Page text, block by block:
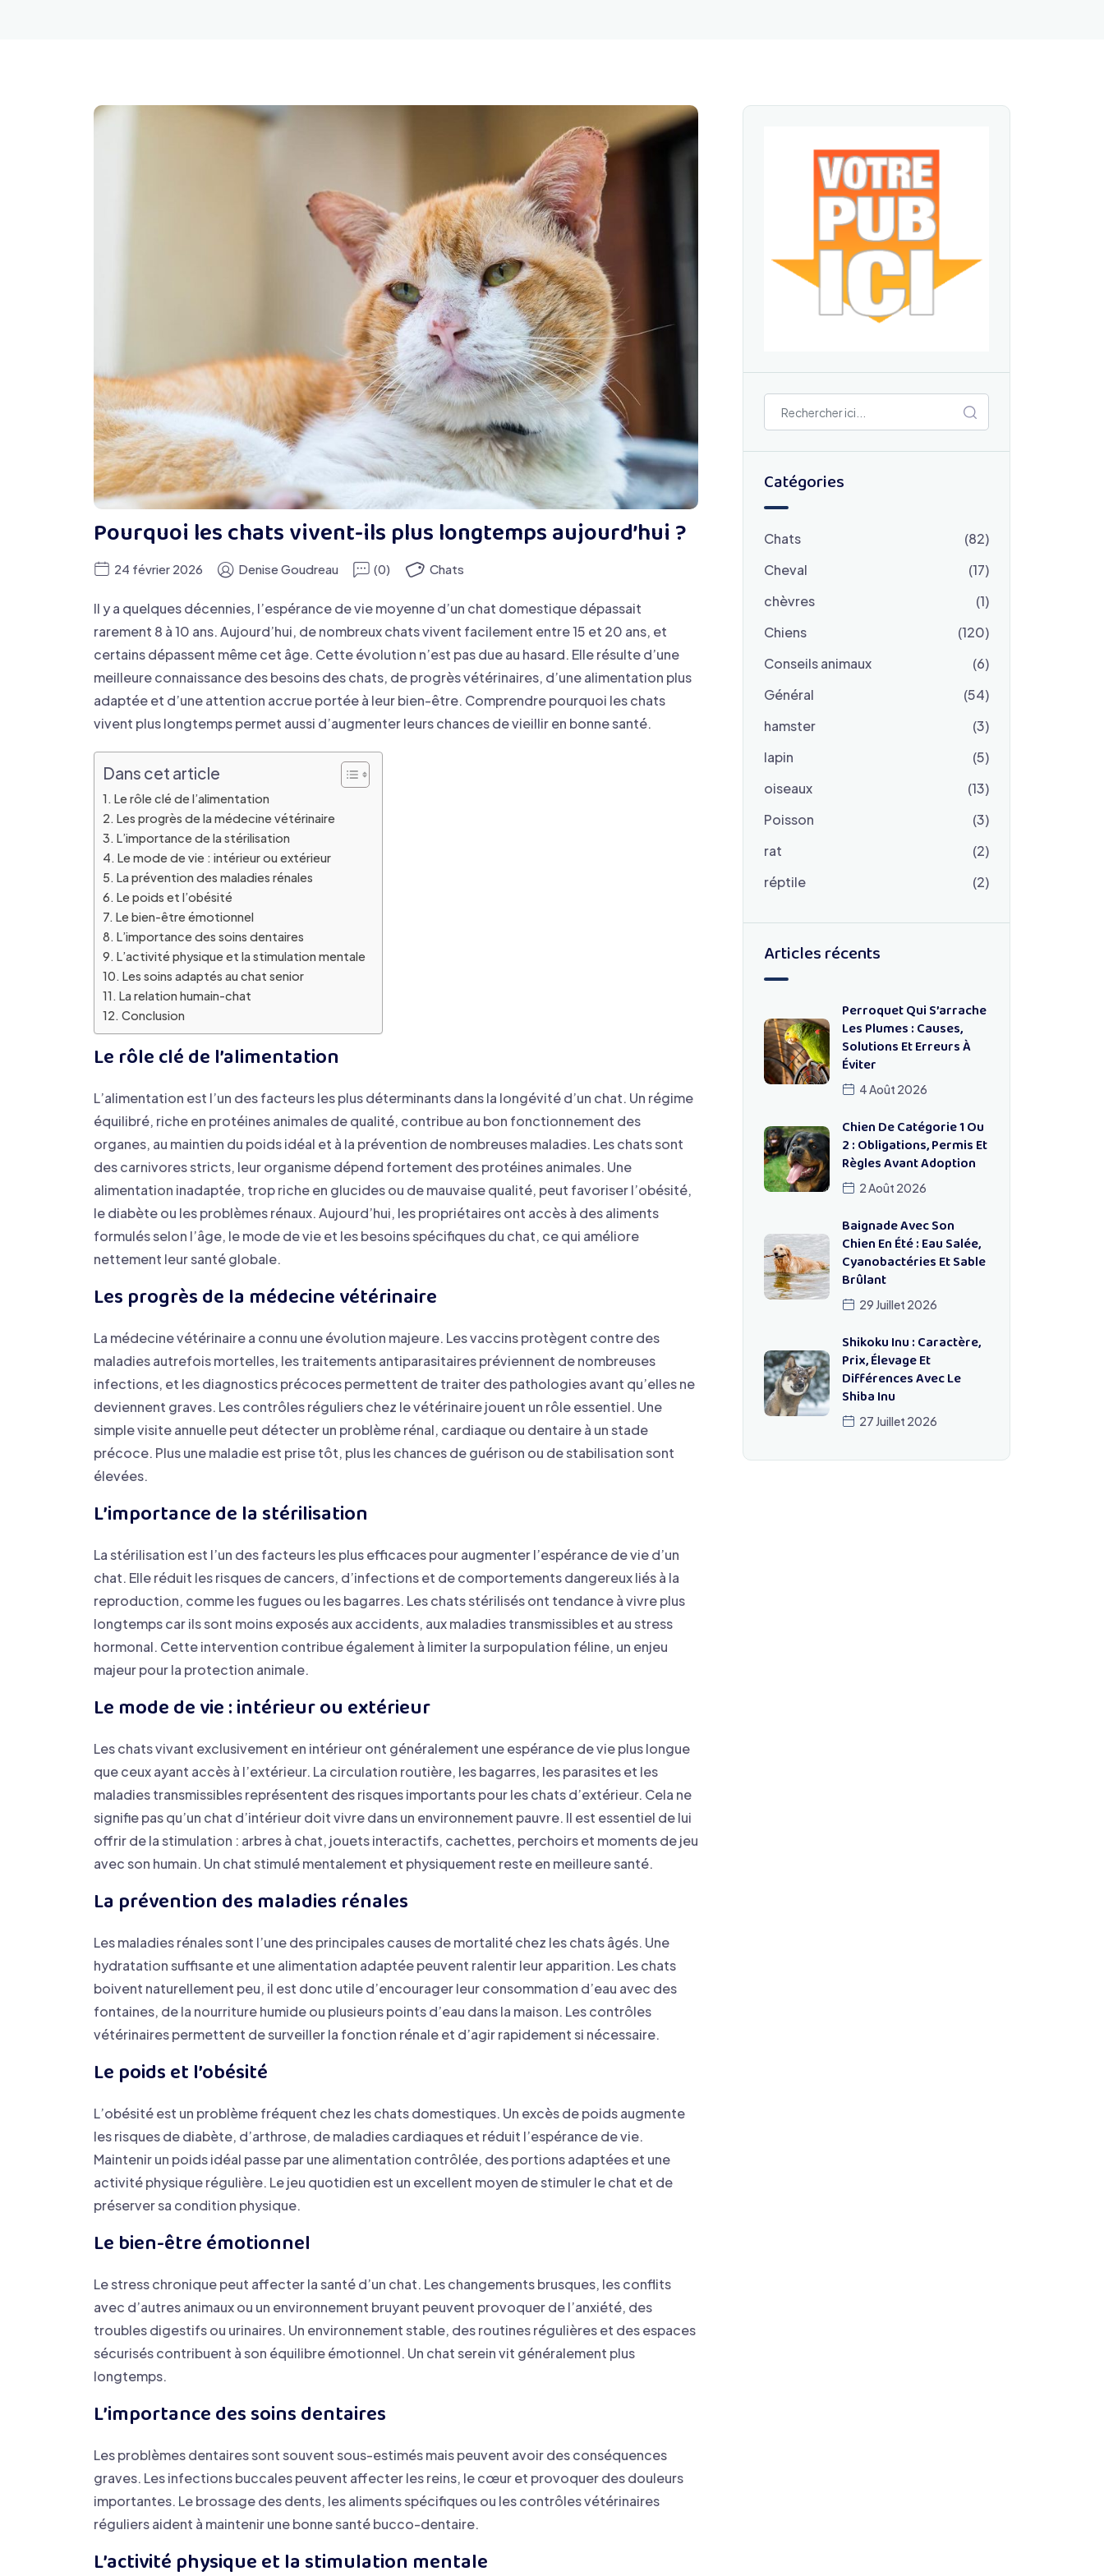
Pourquoi les chats vivent-ils plus longtemps aujourd’hui ?
24 février 2026 Denise Goudreau (0) Chats
Il y a quelques décennies, l’espérance de vie moyenne d’un chat domestique dépassait
rarement 8 à 10 ans. Aujourd’hui, de nombreux chats vivent facilement entre 15 et 20 ans, et
certains dépassent même cet âge. Cette évolution n’est pas due au hasard. Elle résulte d’une
meilleure connaissance des besoins des chats, de progrès vétérinaires, d’une alimentation plus
adaptée et d’une attention accrue portée à leur bien-être. Comprendre pourquoi les chats
vivent plus longtemps permet aussi d’augmenter leurs chances de vieillir en bonne santé.
Dans cet article
Le rôle clé de l’alimentation
Les progrès de la médecine vétérinaire
L’importance de la stérilisation
Le mode de vie : intérieur ou extérieur
La prévention des maladies rénales
Le poids et l’obésité
Le bien-être émotionnel
L’importance des soins dentaires
L’activité physique et la stimulation mentale
Les soins adaptés au chat senior
La relation humain-chat
Conclusion
Le rôle clé de l’alimentation
L’alimentation est l’un des facteurs les plus déterminants dans la longévité d’un chat. Un régime
équilibré, riche en protéines animales de qualité, contribue au bon fonctionnement des
organes, au maintien du poids idéal et à la prévention de nombreuses maladies. Les chats sont
des carnivores stricts, leur organisme dépend fortement des protéines animales. Une
alimentation inadaptée, trop riche en glucides ou de mauvaise qualité, peut favoriser l’obésité,
le diabète ou les problèmes rénaux. Aujourd’hui, les propriétaires ont accès à des aliments
formulés selon l’âge, le mode de vie et les besoins spécifiques du chat, ce qui améliore
nettement leur santé globale.
Les progrès de la médecine vétérinaire
La médecine vétérinaire a connu une évolution majeure. Les vaccins protègent contre des
maladies autrefois mortelles, les traitements antiparasitaires préviennent de nombreuses
infections, et les diagnostics précoces permettent de traiter des pathologies avant qu’elles ne
deviennent graves. Les contrôles réguliers chez le vétérinaire jouent un rôle essentiel. Une
simple visite annuelle peut détecter un problème rénal, cardiaque ou dentaire à un stade
précoce. Plus une maladie est prise tôt, plus les chances de guérison ou de stabilisation sont
élevées.
L’importance de la stérilisation
La stérilisation est l’un des facteurs les plus efficaces pour augmenter l’espérance de vie d’un
chat. Elle réduit les risques de cancers, d’infections et de comportements dangereux liés à la
reproduction, comme les fugues ou les bagarres. Les chats stérilisés ont tendance à vivre plus
longtemps car ils sont moins exposés aux accidents, aux maladies transmissibles et au stress
hormonal. Cette intervention contribue également à limiter la surpopulation féline, un enjeu
majeur pour la protection animale.
Le mode de vie : intérieur ou extérieur
Les chats vivant exclusivement en intérieur ont généralement une espérance de vie plus longue
que ceux ayant accès à l’extérieur. La circulation routière, les bagarres, les parasites et les
maladies transmissibles représentent des risques importants pour les chats d’extérieur. Cela ne
signifie pas qu’un chat d’intérieur doit vivre dans un environnement pauvre. Il est essentiel de lui
offrir de la stimulation : arbres à chat, jouets interactifs, cachettes, perchoirs et moments de jeu
avec son humain. Un chat stimulé mentalement et physiquement reste en meilleure santé.
La prévention des maladies rénales
Les maladies rénales sont l’une des principales causes de mortalité chez les chats âgés. Une
hydratation suffisante et une alimentation adaptée peuvent ralentir leur apparition. Les chats
boivent naturellement peu, il est donc utile d’encourager leur consommation d’eau avec des
fontaines, de la nourriture humide ou plusieurs points d’eau dans la maison. Les contrôles
vétérinaires permettent de surveiller la fonction rénale et d’agir rapidement si nécessaire.
Le poids et l’obésité
L’obésité est un problème fréquent chez les chats domestiques. Un excès de poids augmente
les risques de diabète, d’arthrose, de maladies cardiaques et réduit l’espérance de vie.
Maintenir un poids idéal passe par une alimentation contrôlée, des portions adaptées et une
activité physique régulière. Le jeu quotidien est un excellent moyen de stimuler le chat et de
préserver sa condition physique.
Le bien-être émotionnel
Le stress chronique peut affecter la santé d’un chat. Les changements brusques, les conflits
avec d’autres animaux ou un environnement bruyant peuvent provoquer de l’anxiété, des
troubles digestifs ou urinaires. Un environnement stable, des routines régulières et des espaces
sécurisés contribuent à son équilibre émotionnel. Un chat serein vit généralement plus
longtemps.
L’importance des soins dentaires
Les problèmes dentaires sont souvent sous-estimés mais peuvent avoir des conséquences
graves. Les infections buccales peuvent affecter les reins, le cœur et provoquer des douleurs
importantes. Le brossage des dents, les aliments spécifiques ou les contrôles vétérinaires
réguliers aident à maintenir une bonne santé bucco-dentaire.
L’activité physique et la stimulation mentale
Catégories
Chats
(82)
Cheval
(17)
chèvres
(1)
Chiens
(120)
Conseils animaux
(6)
Général
(54)
hamster
(3)
lapin
(5)
oiseaux
(13)
Poisson
(3)
rat
(2)
réptile
(2)
Articles récents
Perroquet Qui S’arrache
Les Plumes : Causes,
Solutions Et Erreurs À
Éviter
4 Août 2026
Chien De Catégorie 1 Ou
2 : Obligations, Permis Et
Règles Avant Adoption
2 Août 2026
Baignade Avec Son
Chien En Été : Eau Salée,
Cyanobactéries Et Sable
Brûlant
29 Juillet 2026
Shikoku Inu : Caractère,
Prix, Élevage Et
Différences Avec Le
Shiba Inu
27 Juillet 2026